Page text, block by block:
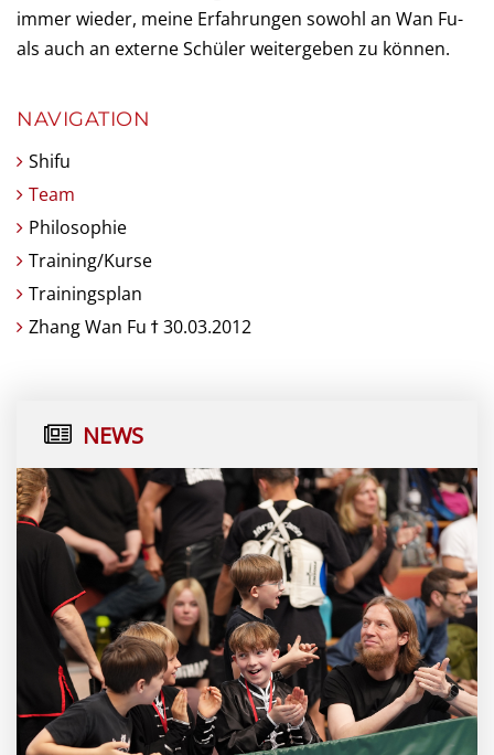
immer wieder, meine Erfahrungen sowohl an Wan Fu-
als auch an externe Schüler weitergeben zu können.
NAVIGATION
Shifu
Team
Philosophie
Training/Kurse
Trainingsplan
Zhang Wan Fu ϯ 30.03.2012
NEWS